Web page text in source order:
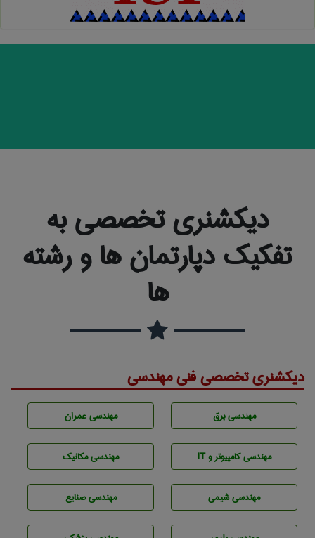
دیکشنری تخصصی به
تفکیک دپارتمان ها و رشته
ها
دیکشنری تخصصی فنی مهندسی
مهندسی برق مهندسی عمران
مهندسی كامپيوتر و IT مهندسی مکانیک
مهندسي شيمی مهندسی صنايع